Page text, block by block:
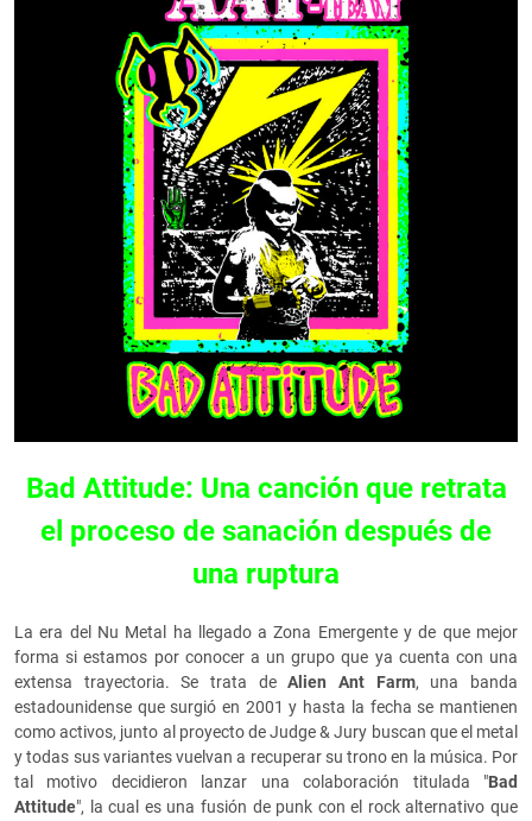
Bad Attitude: Una canción que retrata
el proceso de sanación después de
una ruptura
La era del Nu Metal ha llegado a Zona Emergente y de que mejor
forma si estamos por conocer a un grupo que ya cuenta con una
extensa trayectoria. Se trata deAlien Ant Farm, una banda
estadounidense que surgió en 2001 y hasta la fecha se mantienen
como activos, junto al proyecto de Judge & Jury buscan que el metal
y todas sus variantes vuelvan a recuperar su trono en la música. Por
tal motivo decidieron lanzar una colaboración titulada "Bad
Attitude", la cual es una fusión de punk con el rock alternativo que